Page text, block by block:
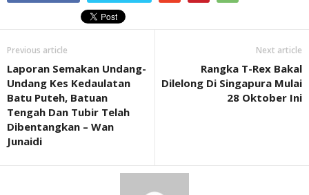
Previous article
Laporan Semakan Undang-
Undang Kes Kedaulatan
Batu Puteh, Batuan
Tengah Dan Tubir Telah
Dibentangkan – Wan
Junaidi
Next article
Rangka T-Rex Bakal
Dilelong Di Singapura Mulai
28 Oktober Ini